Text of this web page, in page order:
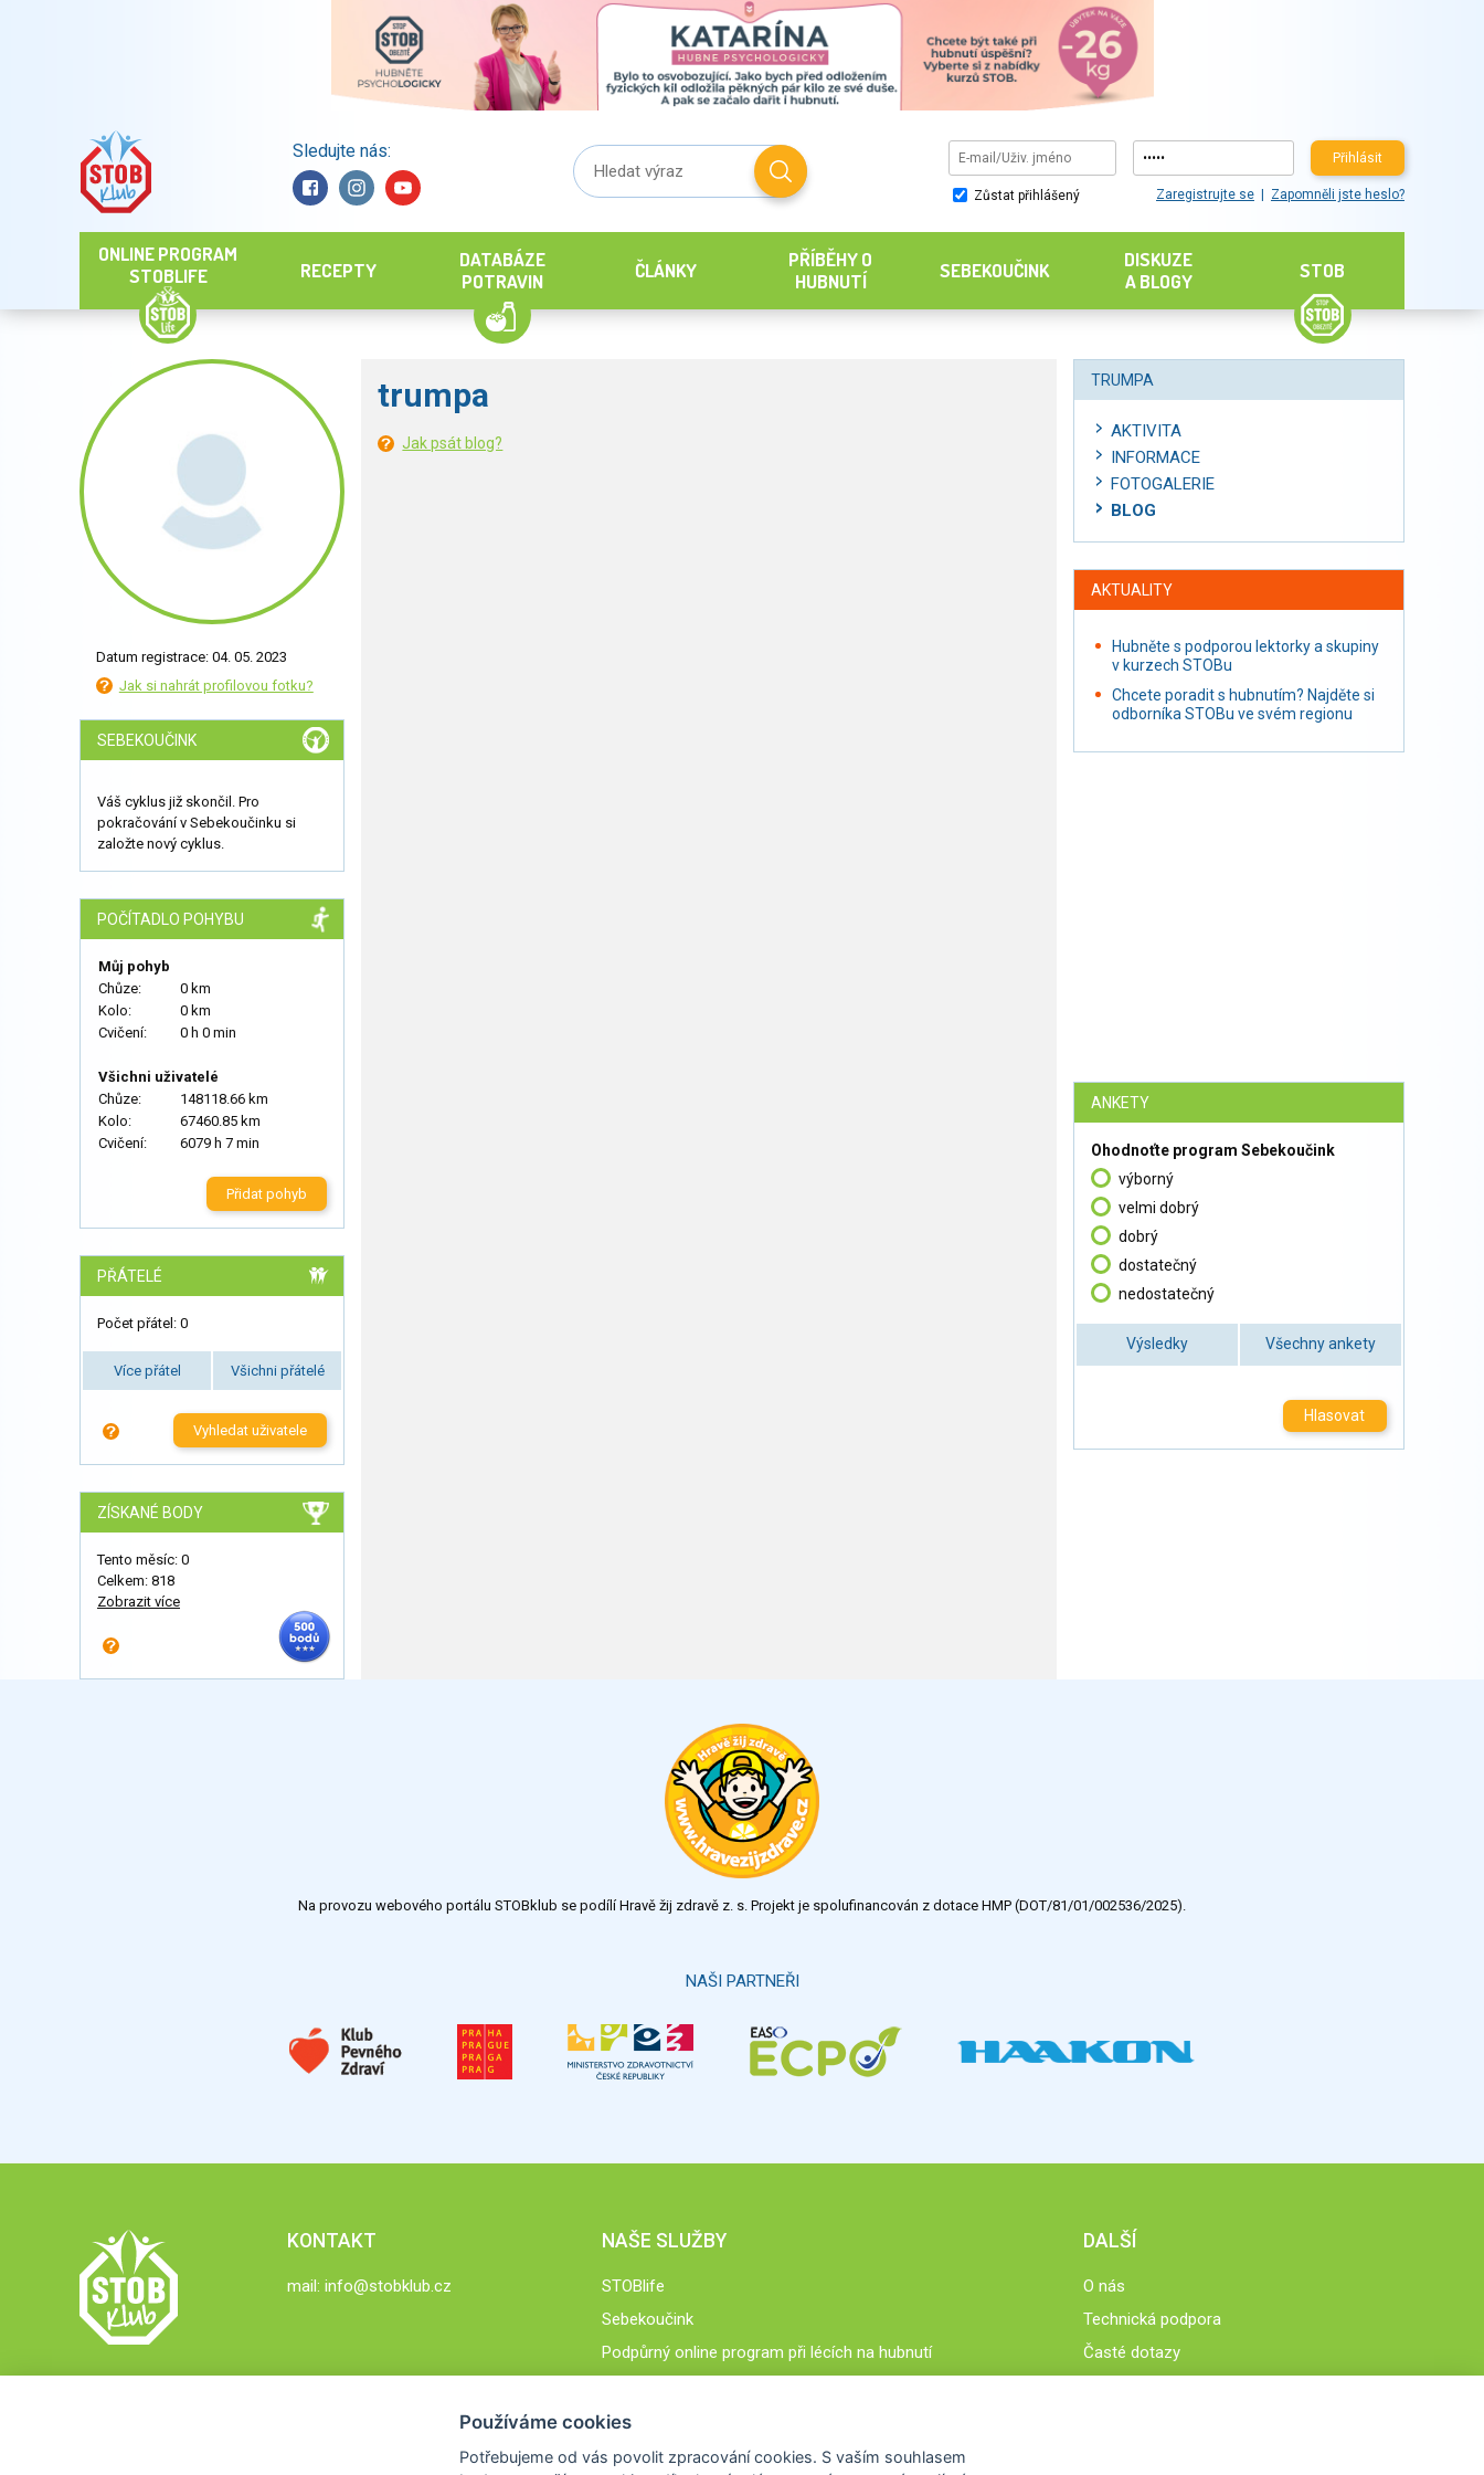
Sledujte nás: Přihlásit
Zůstat přihlášený Zaregistrujte se Zapomněli jste heslo?
ONLINE PROGRAM
STOBLIFE
RECEPTY
DATABÁZE
POTRAVIN
ČLÁNKY
PŘÍBĚHY O
HUBNUTÍ
SEBEKOUČINK
DISKUZE
A BLOGY
STOB
Datum registrace: 04. 05. 2023
Jak si nahrát profilovou fotku?
SEBEKOUČINK
Váš cyklus již skončil. Pro
pokračování v Sebekoučinku si
založte nový cyklus.
POČÍTADLO POHYBU
Můj pohyb
Chůze:
0 km
Kolo:
0 km
Cvičení:
0 h 0 min
Všichni uživatelé
Chůze:
148118.66 km
Kolo:
67460.85 km
Cvičení:
6079 h 7 min
Přidat pohyb
PŘÁTELÉ
Počet přátel: 0
Více přátel Všichni přátelé
Vyhledat uživatele
ZÍSKANÉ BODY
Tento měsíc: 0
Celkem: 818
Zobrazit více
trumpa
Jak psát blog?
TRUMPA
AKTIVITA
INFORMACE
FOTOGALERIE
BLOG
AKTUALITY
Hubněte s podporou lektorky a skupiny
v kurzech STOBu
Chcete poradit s hubnutím? Najděte si
odborníka STOBu ve svém regionu
ANKETY
Ohodnoťte program Sebekoučink
výborný
velmi dobrý
dobrý
dostatečný
nedostatečný
Výsledky Všechny ankety
Hlasovat
Na provozu webového portálu STOBklub se podílí Hravě žij zdravě z. s. Projekt je spolufinancován z dotace HMP (DOT/81/01/002536/2025).
NAŠI PARTNEŘI
KONTAKT
mail: info@stobklub.cz
NAŠE SLUŽBY
STOBlife
Sebekoučink
Podpůrný online program při lécích na hubnutí
DALŠÍ
O nás
Technická podpora
Časté dotazy
Používáme cookies
Potřebujeme od vás povolit zpracování cookies. S vaším souhlasem